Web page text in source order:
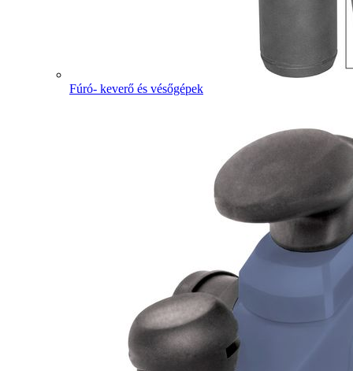
Fúró- keverő és vésőgépek